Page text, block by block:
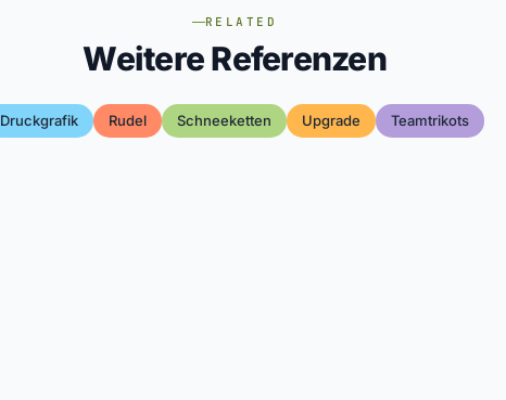
RELATED
Weitere Referenzen
Druckgrafik Rudel Schneeketten Upgrade Teamtrikots